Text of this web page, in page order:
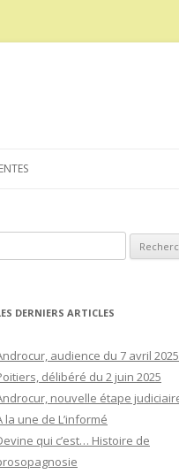
DERNIERS ARTICLES
audience du 7 avril
délibéré du 2 juin 2025
nouvelle étape
la une de L’informé
qui c’est… Histoire de